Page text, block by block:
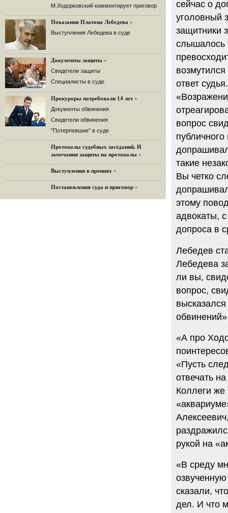
Нарулил
Игорь Сечин просит о помощи.
Ссылаясь на санкции, глава
«Роснефти» хочет выбить из фонда
12.08.2014
Граждане не хотят платить по счетам ЮКОСа
Решение Гаагского суда о компенсации $50 млрд
поддержали 12%.
129 комментариев
Вечер у Ходорковских. Вспоминает Иван Стариков.
11.08.2014
«Удивительно сильная, мощная и
достойная только преклонения
М.Ходорковский комментирует приговор
Показания Платона Лебедева »
Выступления Лебедева в суде
Документы защиты »
Cвидетели защиты
Cпециалисты в суде
Прокуроры потребовали 14 лет »
Документы обвинения
Свидетели обвинения
"Потерпевшие" в суде
Протоколы судебных заседаний. И
замечания защиты на протоколы »
Выступления в прениях »
Постановления суда и приговор »
сейчас о
уголовный
защитники
слышалось
ответ
вопрос
такие
Вы четко
этому
адвокаты,
допроса в
Лебедев
Лебедева
ли вы,
вопрос,
«А про
«Пусть
отвечать
Коллеги же
рукой на
«В среду
сказали,
дел. И что